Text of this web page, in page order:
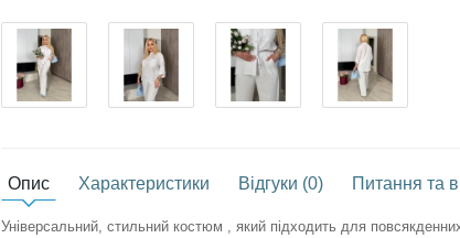
Опис Характеристики Відгуки (0) Питання та
Універсальний, стильний костюм , який підходить для